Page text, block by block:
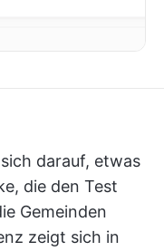
darauf, etwas
die den Test
Gemeinden
zeigt sich in